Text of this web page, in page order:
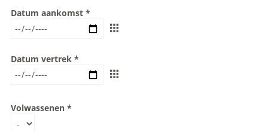
Datum aankomst
Datum vertrek
Volwassenen